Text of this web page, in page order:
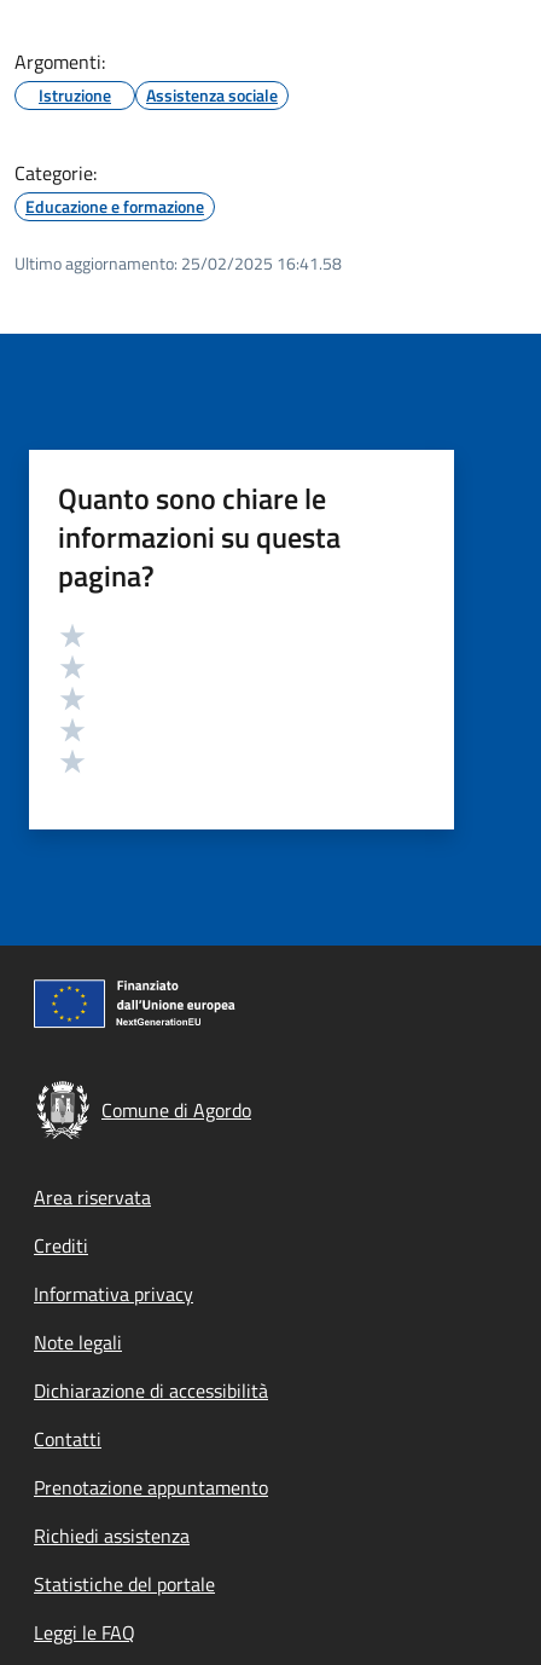
Argomenti:
Istruzione Assistenza sociale
Categorie:
Educazione e formazione
Ultimo aggiornamento: 25/02/2025 16:41.58
Quanto sono chiare le
informazioni su questa
pagina?
Valutazione
Comune di Agordo
Footer menu
Area riservata
Crediti
Informativa privacy
Note legali
Dichiarazione di accessibilità
Contatti
Prenotazione appuntamento
Richiedi assistenza
Statistiche del portale
Leggi le FAQ